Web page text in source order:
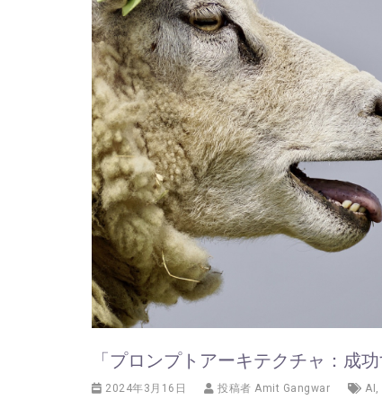
「プロンプトアーキテクチャ：成
2024年3月16日 投稿者 Amit Gangwar AI